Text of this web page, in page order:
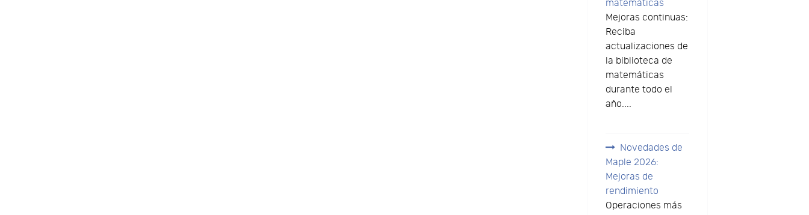
matemáticas
Mejoras continuas:
Reciba
actualizaciones de
la biblioteca de
matemáticas
durante todo el
año....
Novedades de
Maple 2026:
Mejoras de
rendimiento
Operaciones más